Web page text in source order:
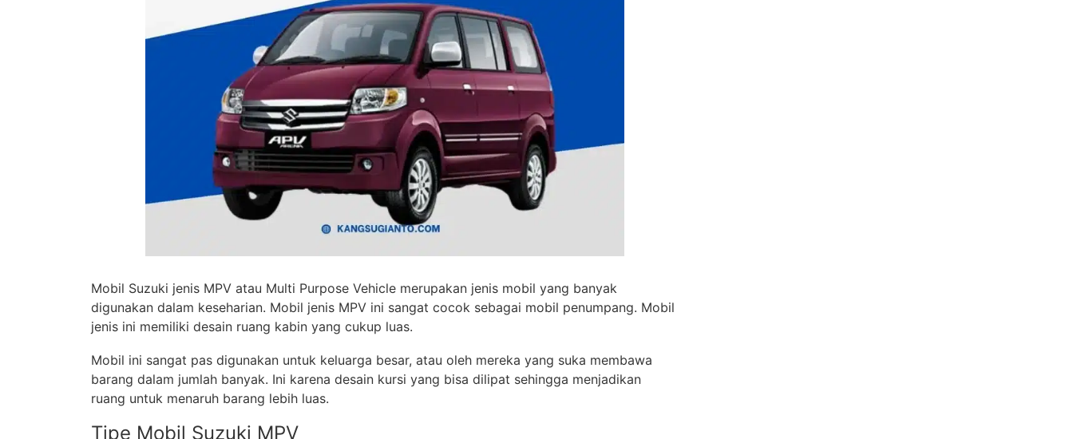
Mobil Suzuki jenis MPV atau Multi Purpose Vehicle merupakan jenis mobil yang banyak
digunakan dalam keseharian. Mobil jenis MPV ini sangat cocok sebagai mobil penumpang. Mobil
jenis ini memiliki desain ruang kabin yang cukup luas.
Mobil ini sangat pas digunakan untuk keluarga besar, atau oleh mereka yang suka membawa
barang dalam jumlah banyak. Ini karena desain kursi yang bisa dilipat sehingga menjadikan
ruang untuk menaruh barang lebih luas.
Tipe Mobil Suzuki MPV